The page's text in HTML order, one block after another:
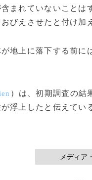
まれていないこと
びえさせたと付け加
地上に落下する前に
）は、初期調査の結
浮上したと伝えてい
メディア